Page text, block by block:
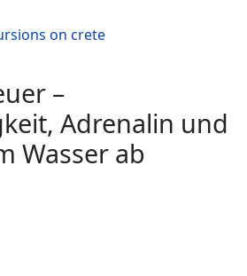
on crete
–
Adrenalin und
Wasser ab